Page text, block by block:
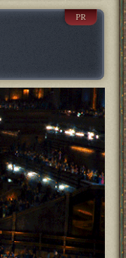
PR